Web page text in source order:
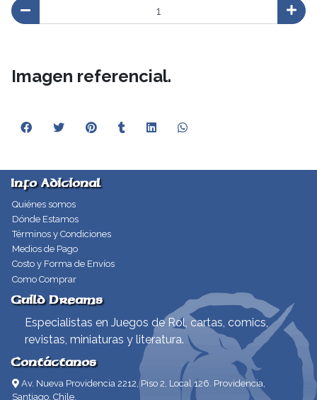
Imagen referencial.
Info Adicional
Quiénes somos
Dónde Estamos
Términos y Condiciones
Medios de Pago
Costo y Forma de Envíos
Como Comprar
Guild Dreams
Especialistas en Juegos de Rol, cartas, comics,
revistas, miniaturas y literatura.
Contáctanos
Av. Nueva Providencia 2212, Piso 2, Local 126. Providencia,
Santiago, Chile.